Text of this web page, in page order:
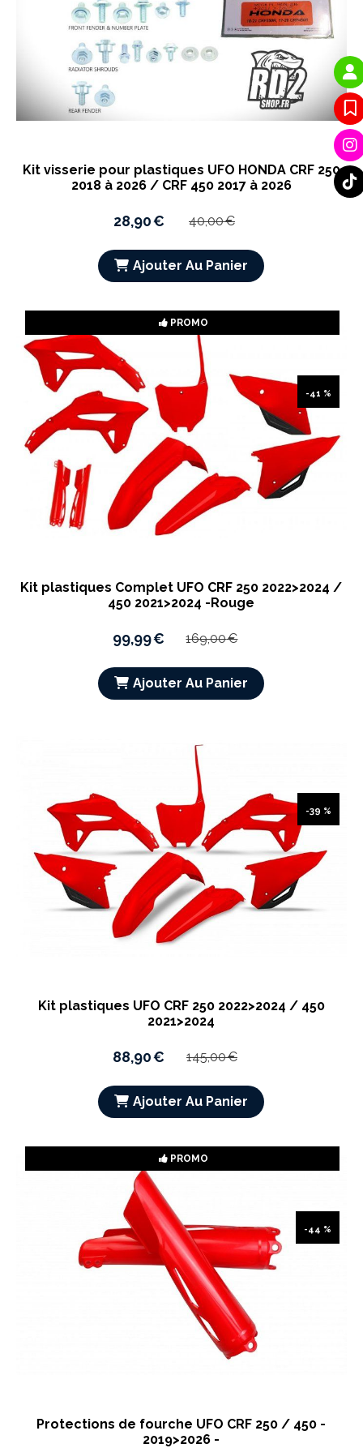
Kit visserie pour plastiques UFO HONDA CRF 250
2018 à 2026 / CRF 450 2017 à 2026
28,90€ 40,00€
Ajouter Au Panier
PROMO
-41 %
Kit plastiques Complet UFO CRF 250 2022>2024 /
450 2021>2024 -Rouge
99,99€ 169,00€
Ajouter Au Panier
-39 %
Kit plastiques UFO CRF 250 2022>2024 / 450
2021>2024
88,90€ 145,00€
Ajouter Au Panier
PROMO
-44 %
Protections de fourche UFO CRF 250 / 450 -
2019>2026 -